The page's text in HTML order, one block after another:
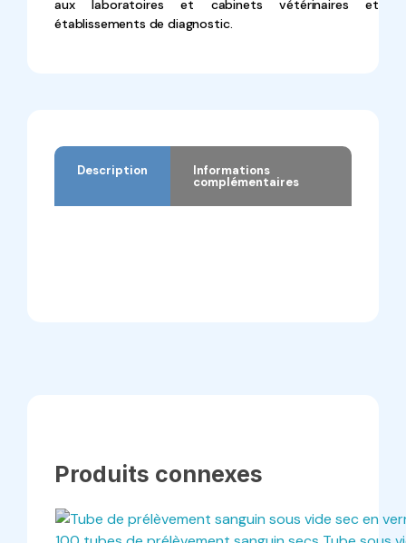
aux laboratoires et cabinets vétérinaires et
établissements de diagnostic.
Description Informations
complémentaires
Produits connexes